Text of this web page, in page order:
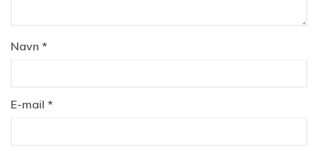
Navn *
E-mail *